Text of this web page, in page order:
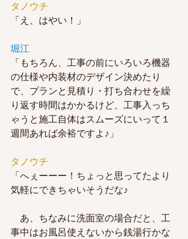
タノウチ
「え、はやい！」
堀江
「もちろん、工事の前にいろいろ機器
の仕様や内装材のデザイン決めたり
で、プランと見積り・打ち合わせを繰
り返す時間はかかるけど、工事入っち
ゃうと施工自体はスムーズにいって１
週間あれば余裕ですよ♪」
タノウチ
「へぇーーー！ちょっと思ってたより
気軽にできちゃいそうだな♪
あ、ちなみに洗面室の場合だと、工
事中はお風呂使えないから銭湯行かな